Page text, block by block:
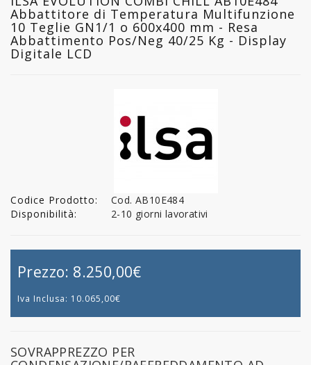
Abbattitore di Temperatura Multifunzione
10 Teglie GN1/1 o 600x400 mm - Resa
Abbattimento Pos/Neg 40/25 Kg - Display
Digitale LCD
Codice Prodotto:
Cod. AB10E484
Disponibilità:
2-10 giorni lavorativi
Prezzo: 8.250,00€
Iva Inclusa: 10.065,00€
SOVRAPPREZZO PER